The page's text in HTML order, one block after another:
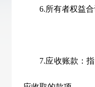
6.所有者权益合
7.应收账款：指